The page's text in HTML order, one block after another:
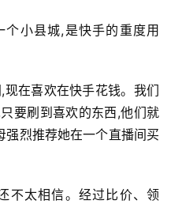
小县城,是快手的重度用
在喜欢在快手花钱。我们
要刷到喜欢的东西,他们就
强烈推荐她在一个直播间买
不太相信。经过比价、领